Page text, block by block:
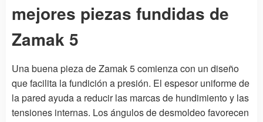
mejores piezas fundidas de
Zamak 5
Una buena pieza de Zamak 5 comienza con un diseño
que facilita la fundición a presión. El espesor uniforme de
la pared ayuda a reducir las marcas de hundimiento y las
tensiones internas. Los ángulos de desmoldeo favorecen